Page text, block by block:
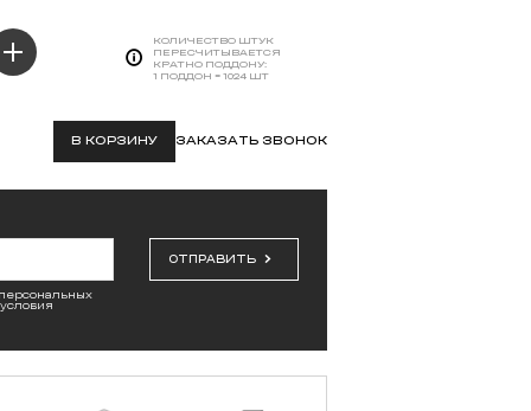
КОЛИЧЕСТВО ШТУК
ПЕРЕСЧИТЫВАЕТСЯ
КРАТНО ПОДДОНУ:
1 ПОДДОН = 1024 ШТ
В КОРЗИНУ ЗАКАЗАТЬ ЗВОНОК
ОТПРАВИТЬ